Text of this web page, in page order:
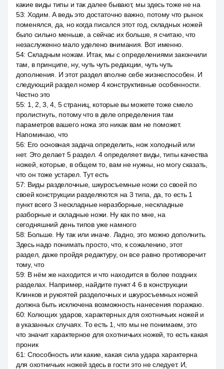
какие виды типы и так далее бывают, мы здесь тоже не на
53: Ходим. А ведь это достаточно важно, потому что рынок
поменялся, да, но когда писался этот год, складных ножей
было сильно меньше, а сейчас их больше, я считаю, что
незаслуженно мало уделено внимания. Вот именно.
54: Складным ножам. Итак, мы с определениями закончили
там, в принципе, ну, чуть чуть редакции, чуть чуть
дополнения. И этот раздел вполне себе жизнеспособен. И
следующий раздел номер 4 конструктивные особенности.
Честно это
55: 1, 2, 3, 4, 5 страниц, которые вы можете тоже смело
пролистнуть, потому что в деле определения там
параметров вашего ножа это никак вам не поможет.
Напоминаю, что
56: Его основная задача определить, нож холодный или
нет. Это делает 5 раздел. 4 определяет виды, типы качества
ножей, которые, в общем то, вам не нужны, но могу сказать,
что он тоже устарел. Тут есть
57: Виды разделочные, шкуросъемные ножи со своей по
своей конструкции разделяются на 3 типа, да, то есть 1
пункт всего 3 нескладные неразборные, нескладные
разборные и складные ножи. Ну как по мне, на
сегодняшний день типов уже намного
58: Больше. Ну так или иначе. Ладно, это можно дополнить.
Здесь надо понимать просто, что, к сожалению, этот
раздел, даже пройдя редактуру, он все равно противоречит
тому, что
59: В нём же находится и что находится в более поздних
разделах. Например, найдите пункт 4 6 в конструкции
Клинков и рукоятей разделочных и шкуросъемных ножей
должна быть исключена возможность нанесения поражаю.
60: Колющих ударов, характерных для охотничьих ножей и
в указанных случаях. То есть 1, что мы не понимаем, это
что значит характерное для охотничьих ножей, то есть какая
проник
61: Способность или какие, какая сила удара характерна
для охотничьих ножей здесь в гости это не следует. И,